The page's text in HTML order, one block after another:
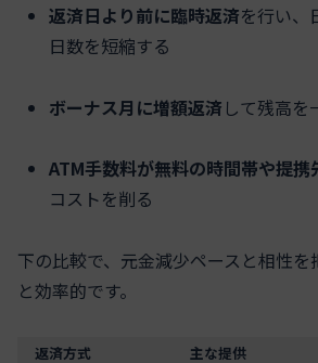
返済日より前に臨時返済を行い、
日数を短縮する
ボーナス月に増額返済 して残高を
ATM手数料が無料の時間帯や提携
コストを削る
下の比較で、元金減少ペースと相性
と効率的です。
返済方式 主な提供